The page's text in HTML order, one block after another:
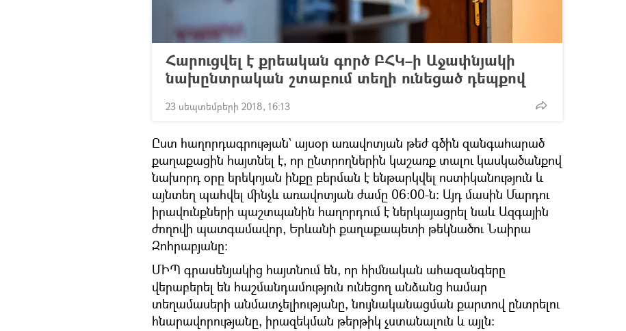
Հարուցվել է քրեական գործ ԲՀԿ–ի Աջափնյակի
նախընտրական շտաբում տեղի ունեցած դեպքով
23 սեպտեմբերի 2018, 16:13
Ըստ հաղորդագրության` այսօր առավոտյան թեժ գծին զանգահարած
քաղաքացին հայտնել է, որ ընտրողներին կաշառք տալու կասկածանքով
նախորդ օրը երեկոյան ինքը բերման է ենթարկվել ոստիկանություն և
այնտեղ պահվել մինչև առավոտյան ժամը 06:00-ն: Այդ մասին Մարդու
իրավունքների պաշտպանին հաղորդում է ներկայացրել նաև Ազգային
ժողովի պատգամավոր, Երևանի քաղաքապետի թեկնածու Նաիրա
Զոհրաբյանը:
ՄԻՊ գրասենյակից հայտնում են, որ հիմնական ահազանգերը
վերաբերել են հաշմանդամություն ունեցող անձանց համար
տեղամասերի անմատչելիությանը, նույնականացման քարտով ընտրելու
հնարավորությանը, իրազեկման թերթիկ չստանալուն և այլն: